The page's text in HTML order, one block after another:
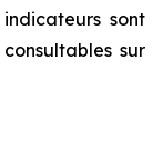
sont
sur